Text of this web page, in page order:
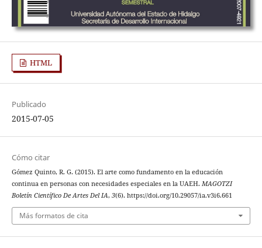
HTML
Publicado
2015-07-05
Cómo citar
Gómez Quinto, R. G. (2015). El arte como fundamento en la educación
continua en personas con necesidades especiales en la UAEH. MAGOTZI
Boletín Científico De Artes Del IA, 3(6). https://doi.org/10.29057/ia.v3i6.661
Más formatos de cita